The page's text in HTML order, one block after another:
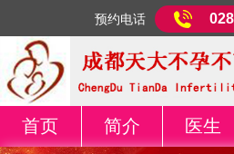
预约电话
首页 简介 医生